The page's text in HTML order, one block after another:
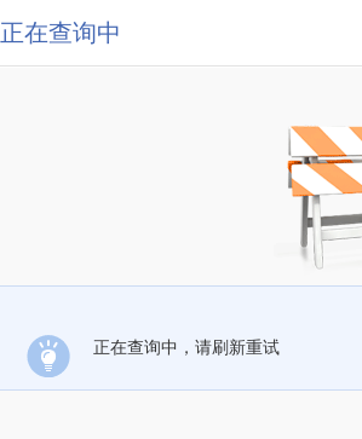
正在查询中
正在查询中，请刷新重试